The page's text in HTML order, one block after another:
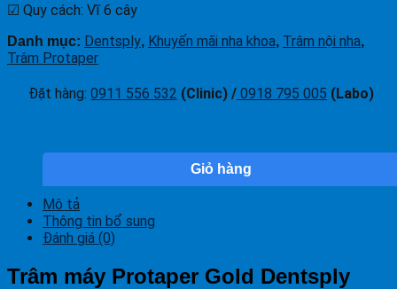
☑ Quy cách: Vĩ 6 cây
Danh mục: Dentsply, Khuyến mãi nha khoa, Trâm nội nha,
Trâm Protaper
Đặt hàng: 0911 556 532 (Clinic) / 0918 795 005 (Labo)
Giỏ hàng
Mô tả
Thông tin bổ sung
Đánh giá (0)
Trâm máy Protaper Gold Dentsply